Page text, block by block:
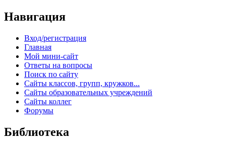
Навигация
Вход/регистрация
Главная
Мой мини-сайт
Ответы на вопросы
Поиск по сайту
Сайты классов, групп, кружков...
Сайты образовательных учреждений
Сайты коллег
Форумы
Библиотека